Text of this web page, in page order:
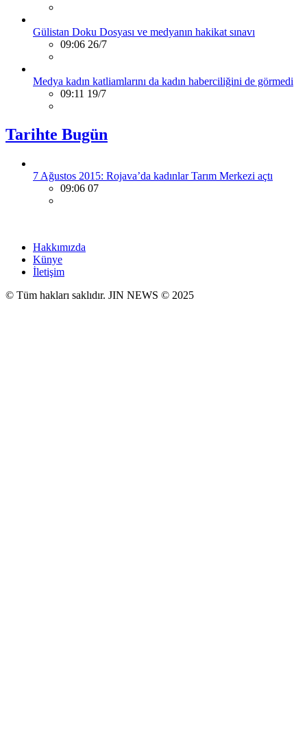
Gülistan Doku Dosyası ve medyanın hakikat sınavı
09:06 26/7
Medya kadın katliamlarını da kadın haberciliğini de görmedi
09:11 19/7
Tarihte Bugün
7 Ağustos 2015: Rojava’da kadınlar Tarım Merkezi açtı
09:06 07
Hakkımızda
Künye
İletişim
© Tüm hakları saklıdır. JIN NEWS © 2025